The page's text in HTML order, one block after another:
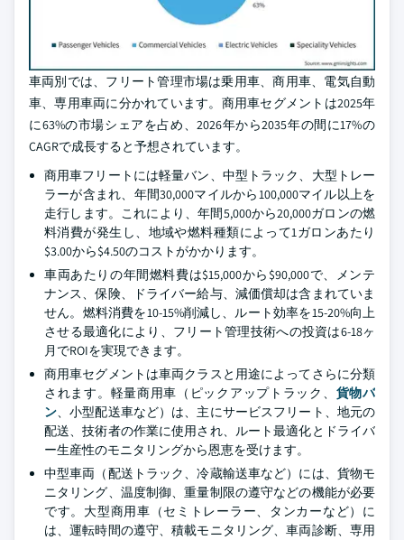
車両別では、フリート管理市場は乗用車、商用車、電気自動
車、専用車両に分かれています。商用車セグメントは2025年
に63%の市場シェアを占め、2026年から2035年の間に17%の
CAGRで成長すると予想されています。
商用車フリートには軽量バン、中型トラック、大型トレー
ラーが含まれ、年間30,000マイルから100,000マイル以上を
走行します。これにより、年間5,000から20,000ガロンの燃
料消費が発生し、地域や燃料種類によって1ガロンあたり
$3.00から$4.50のコストがかかります。
車両あたりの年間燃料費は$15,000から$90,000で、メンテ
ナンス、保険、ドライバー給与、減価償却は含まれていま
せん。燃料消費を10-15%削減し、ルート効率を15-20%向上
させる最適化により、フリート管理技術への投資は6-18ヶ
月でROIを実現できます。
商用車セグメントは車両クラスと用途によってさらに分類
されます。軽量商用車（ピックアップトラック、 貨物バ
ン、小型配送車など）は、主にサービスフリート、地元の
配送、技術者の作業に使用され、ルート最適化とドライバ
ー生産性のモニタリングから恩恵を受けます。
中型車両（配送トラック、冷蔵輸送車など）には、貨物モ
ニタリング、温度制御、重量制限の遵守などの機能が必要
です。大型商用車（セミトレーラー、タンカーなど）に
は、運転時間の遵守、積載モニタリング、車両診断、専用